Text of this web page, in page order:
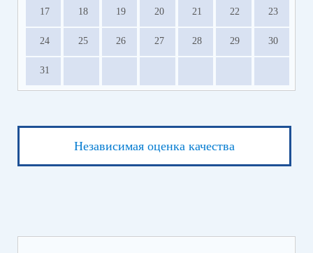
17 18 19 20 21 22 23
24 25 26 27 28 29 30
31
Независимая оценка качества